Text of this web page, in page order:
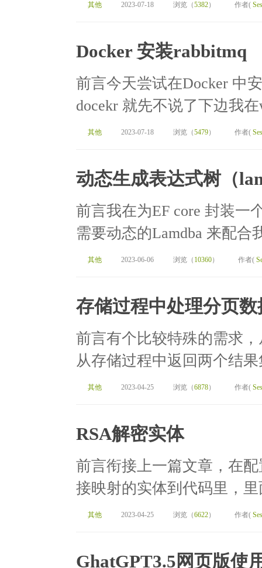
其他 2023-07-18 浏览（5382） 作者(
Docker 安装rabbitmq
前言今天尝试在Docker 中
docekr 就先不说了下边我
其他 2023-07-18 浏览（5479） 作者(
动态生成表达式树（
前言我在为EF core 封装一
需要动态的Lamdba 来配合
其他 2023-06-06 浏览（ 10360） 作者(
存储过程中处理分页数
前言有个比较特殊的需求
从存储过程中返回两个结
其他 2023-04-25 浏览（6878） 作者(
RSA解密实体
前言衔接上一篇文章，在
接映射的实体到代码里，
其他 2023-04-25 浏览（6622） 作者(
GhatGPT3.5网页版使